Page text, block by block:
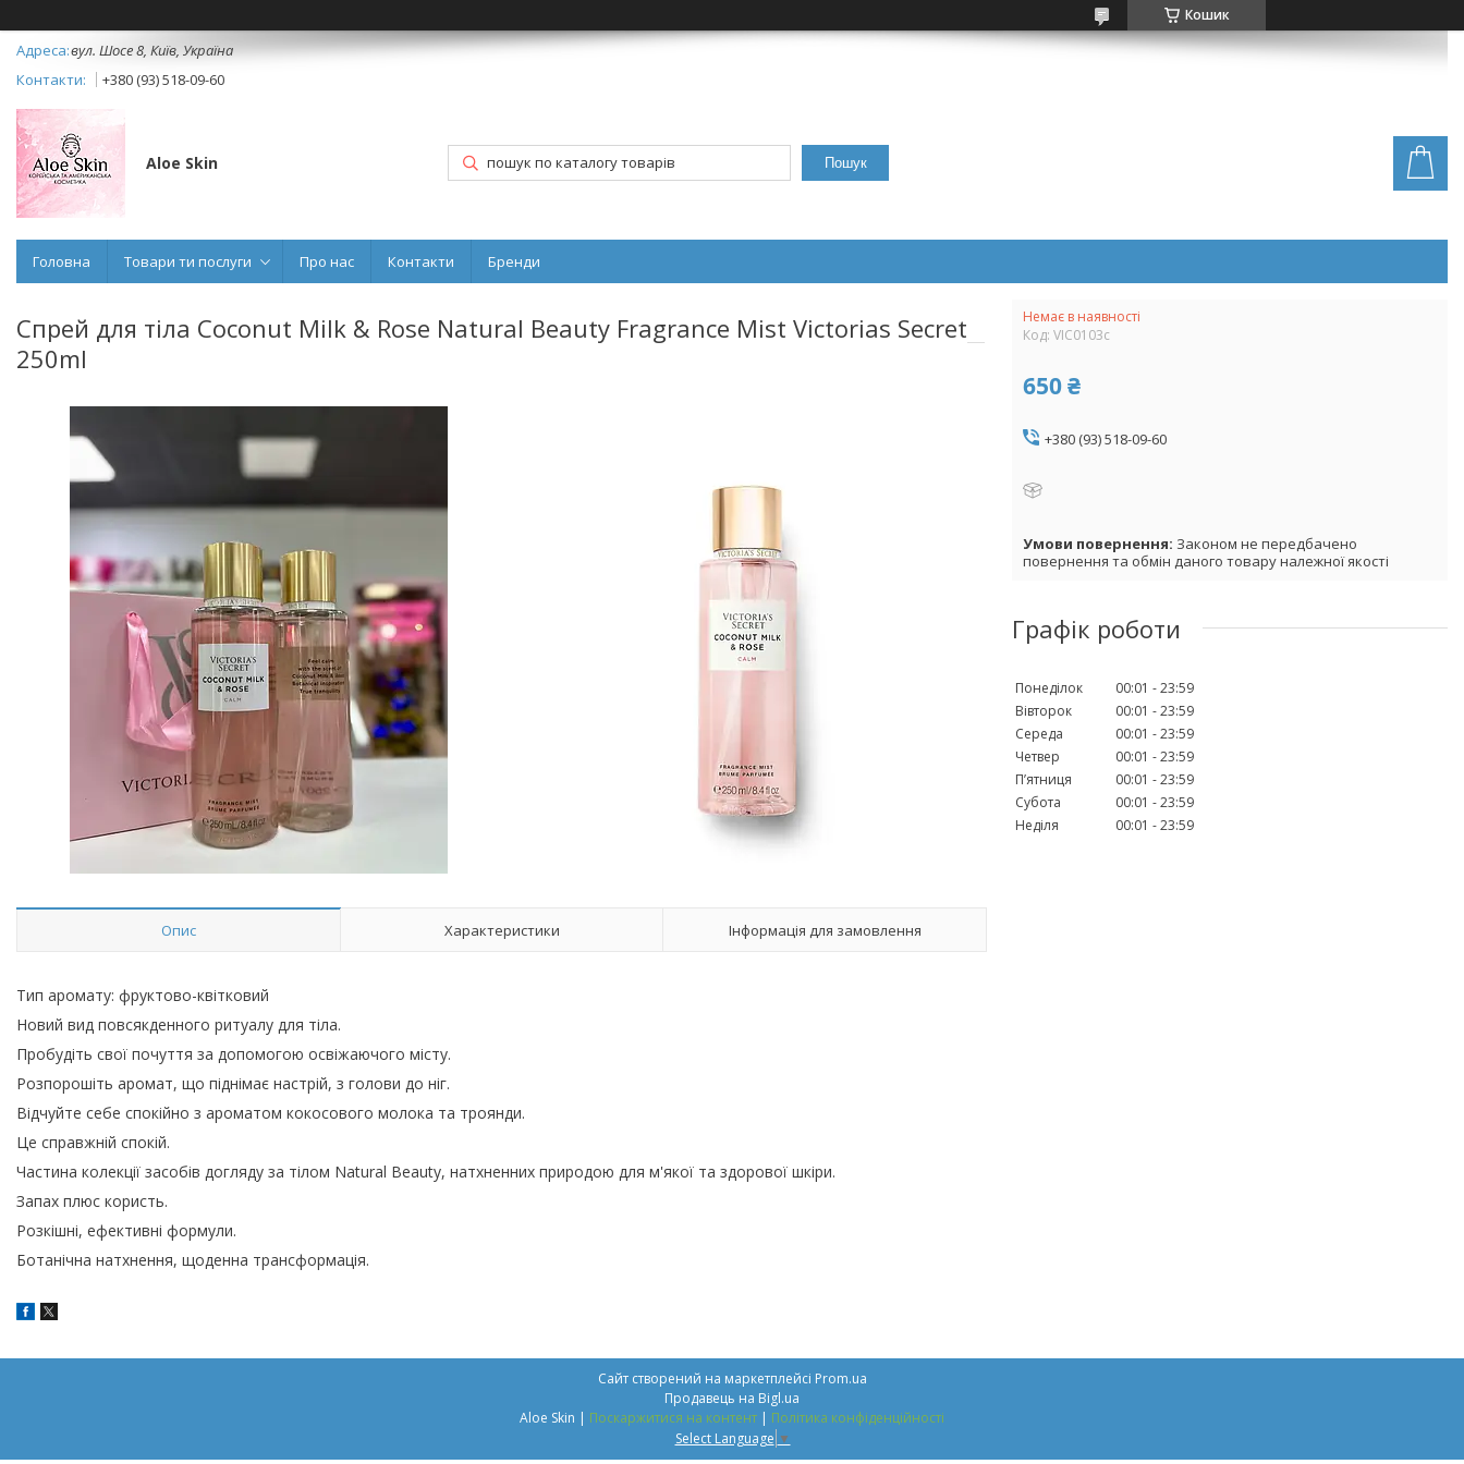
Кошик
вул. Шосе 8, Київ, Україна
+380 (93) 518-09-60
Aloe Skin Пошук
Головна Товари ти послуги Про нас Контакти Бренди
Спрей для тіла Coconut Milk & Rose Natural Beauty Fragrance Mist Victorias Secret
250ml
Опис Характеристики Інформація для замовлення
Тип аромату: фруктово-квітковий
Новий вид повсякденного ритуалу для тіла.
Пробудіть свої почуття за допомогою освіжаючого місту.
Розпорошіть аромат, що піднімає настрій, з голови до ніг.
Відчуйте себе спокійно з ароматом кокосового молока та троянди.
Це справжній спокій.
Частина колекції засобів догляду за тілом Natural Beauty, натхненних природою для м'якої та здорової шкіри.
Запах плюс користь.
Розкішні, ефективні формули.
Ботанічна натхнення, щоденна трансформація.
Немає в наявності
Код: VIC0103c
650 ₴
+380 (93) 518-09-60
Законом не передбачено
повернення та обмін даного товару належної якості
Графік роботи
Понеділок 00:01
23:59
Вівторок
00:01
23:59
Середа
00:01
23:59
Четвер
00:01
23:59
Пʼятниця
00:01
23:59
Субота
00:01
23:59
Неділя
00:01 23:59
Сайт створений на маркетплейсі Prom.ua
Продавець на Bigl.ua
Aloe Skin | Поскаржитися на контент | Політика конфіденційності
Select Language ▼